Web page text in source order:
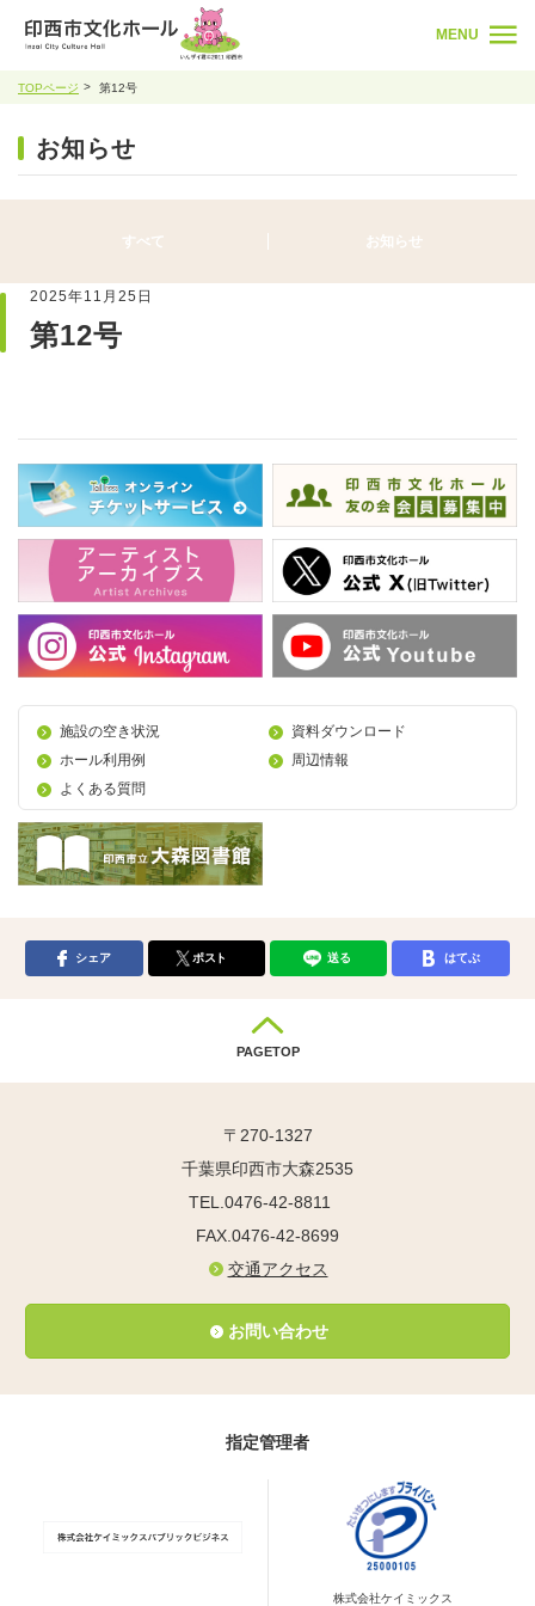
MENU
TOPページ 第12号
お知らせ
すべて お知らせ
2025年11月25日
第12号
施設の空き状況
資料ダウンロード
ホール利用例
周辺情報
よくある質問
シェア ポスト 送る はてぶ
PAGETOP
〒270-1327
千葉県印西市大森2535
TEL.0476-42-8811
FAX.0476-42-8699
交通アクセス
お問い合わせ
指定管理者
株式会社ケイミックス